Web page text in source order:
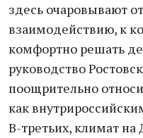
здесь очаровывают
взаимодействию, к
комфортно решать
руководство
поощрительно
как
В-третьих, климат на